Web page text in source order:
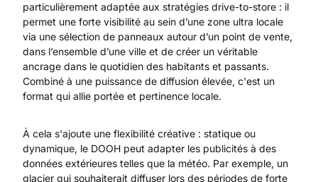
particulièrement adaptée aux stratégies drive-to-store : il
permet une forte visibilité au sein d’une zone ultra locale
via une sélection de panneaux autour d’un point de vente,
dans l’ensemble d’une ville et de créer un véritable
ancrage dans le quotidien des habitants et passants.
Combiné à une puissance de diffusion élevée, c'est un
format qui allie portée et pertinence locale.
À cela s'ajoute une flexibilité créative : statique ou
dynamique, le DOOH peut adapter les publicités à des
données extérieures telles que la météo. Par exemple, un
glacier qui souhaiterait diffuser lors des périodes de forte